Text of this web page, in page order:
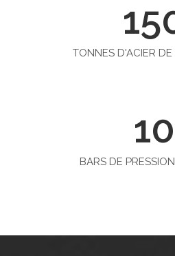
TONNES D'ACIER DE
10
BARS DE